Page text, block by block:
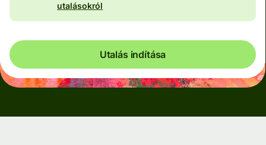
utalásokról
Utalás indítása